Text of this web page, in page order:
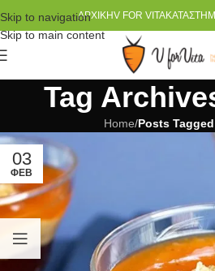
Skip to navigation
Skip to main content
ΑΡΧΙΚΉV FOR VITA
Tag
Home/Posts
03
ΦΕΒ